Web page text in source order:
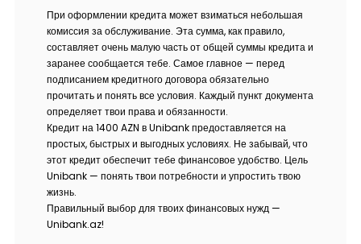
При оформлении кредита может взиматься небольшая
комиссия за обслуживание. Эта сумма, как правило,
составляет очень малую часть от общей суммы кредита и
заранее сообщается тебе. Самое главное — перед
подписанием кредитного договора обязательно
прочитать и понять все условия. Каждый пункт документа
определяет твои права и обязанности.
Кредит на 1400 AZN в Unibank предоставляется на
простых, быстрых и выгодных условиях. Не забывай, что
этот кредит обеспечит тебе финансовое удобство. Цель
Unibank — понять твои потребности и упростить твою
жизнь.
Правильный выбор для твоих финансовых нужд —
Unibank.az!